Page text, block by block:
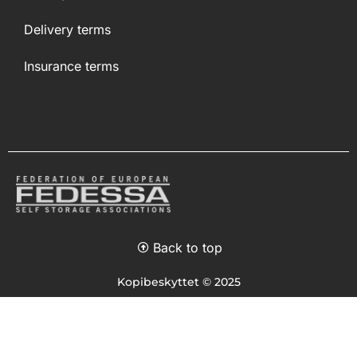
Delivery terms
Insurance terms
Back to top
Kopibeskyttet © 2025